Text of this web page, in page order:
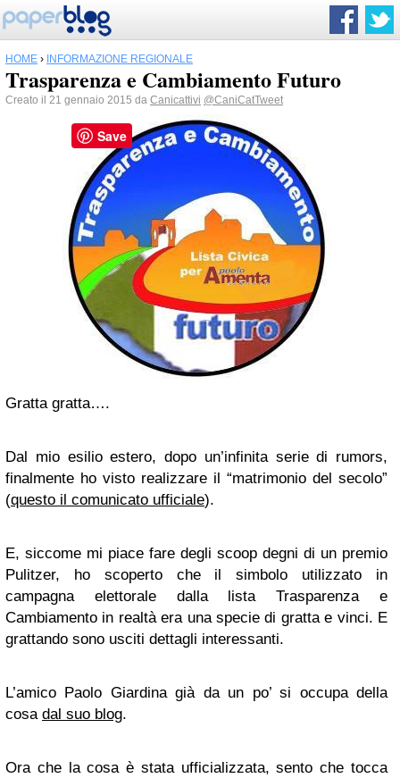
HOME › INFORMAZIONE REGIONALE
Trasparenza e Cambiamento Futuro
Creato il 21 gennaio 2015 da Canicattivi @CaniCatTweet
Gratta gratta….
Dal mio esilio estero, dopo un’infinita serie di rumors,
finalmente ho visto realizzare il “matrimonio del secolo”
(questo il comunicato ufficiale).
E, siccome mi piace fare degli scoop degni di un premio
Pulitzer, ho scoperto che il simbolo utilizzato in
campagna elettorale dalla lista Trasparenza e
Cambiamento in realtà era una specie di gratta e vinci. E
grattando sono usciti dettagli interessanti.
L’amico Paolo Giardina già da un po’ si occupa della
cosa dal suo blog.
Ora che la cosa è stata ufficializzata, sento che tocca
Save